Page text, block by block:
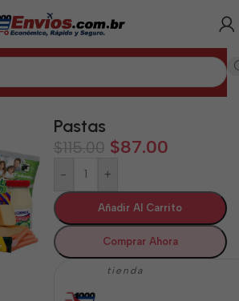
Cienfuegos
Pastas
$115.00 $87.00
- +
Añadir Al Carrito
Comprar Ahora
tienda